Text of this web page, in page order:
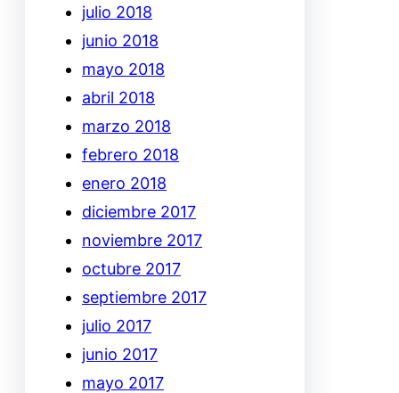
julio 2018
junio 2018
mayo 2018
abril 2018
marzo 2018
febrero 2018
enero 2018
diciembre 2017
noviembre 2017
octubre 2017
septiembre 2017
julio 2017
junio 2017
mayo 2017